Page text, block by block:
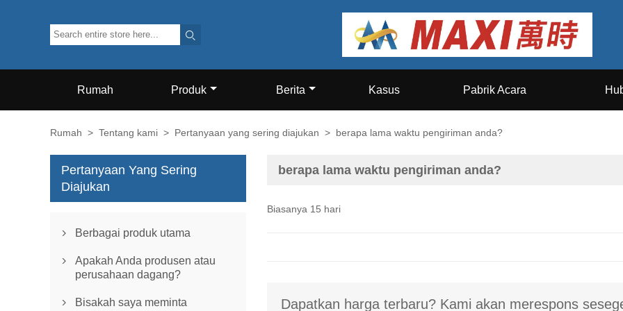

Rumah Produk Berita Kasus Pabrik Acara
Rumah > Tentang kami > Pertanyaan yang sering diajukan > berapa lama waktu pengiriman anda?
berapa lama waktu pengiriman anda?
Biasanya 15 hari
Dapatkan harga terbaru? Kami akan merespons
Pertanyaan Yang Sering
Diajukan
 Berbagai produk utama

Apakah Anda produsen atau
perusahaan dagang?

Bisakah saya meminta